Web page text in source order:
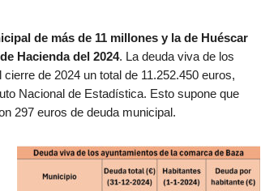
de más de 11 millones y la de Huéscar
Hacienda del 2024. La deuda viva de los
de 2024 un total de 11.252.450 euros,
Nacional de Estadística. Esto supone que
297 euros de deuda municipal.